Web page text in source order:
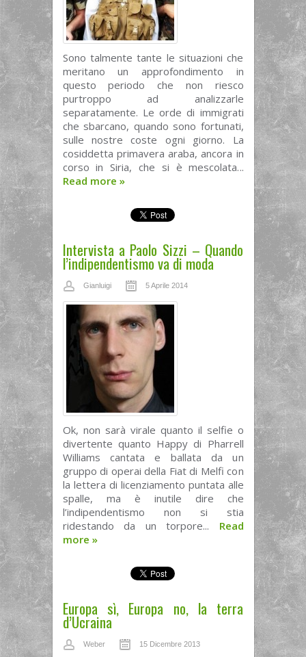
Sono talmente tante le situazioni che
meritano un approfondimento in
questo periodo che non riesco
purtroppo ad analizzarle
separatamente. Le orde di immigrati
che sbarcano, quando sono fortunati,
sulle nostre coste ogni giorno. La
cosiddetta primavera araba, ancora in
corso in Siria, che si è mescolata...
Read more »
Intervista a Paolo Sizzi – Quando
l’indipendentismo va di moda
Gianluigi 5 Aprile 2014
Ok, non sarà virale quanto il selfie o
divertente quanto Happy di Pharrell
Williams cantata e ballata da un
gruppo di operai della Fiat di Melfi con
la lettera di licenziamento puntata alle
spalle, ma è inutile dire che
l’indipendentismo non si stia
ridestando da un torpore... Read
more »
Europa sì, Europa no, la terra
d’Ucraina
Weber 15 Dicembre 2013